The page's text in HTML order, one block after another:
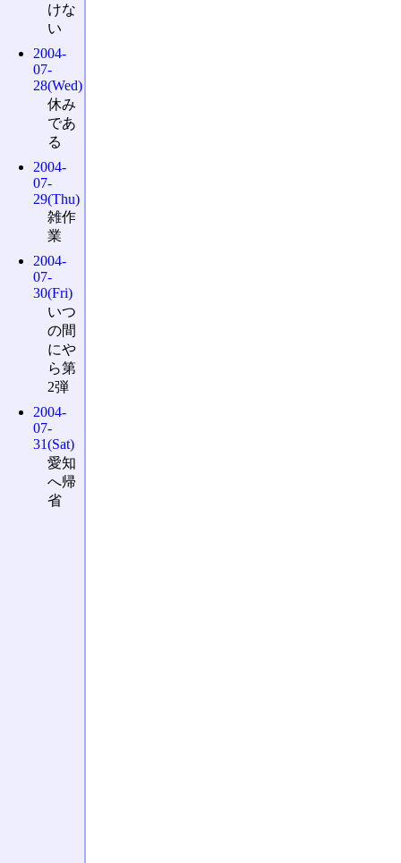
けな
い
2004-
07-
28(Wed)
休み
であ
る
2004-
07-
29(Thu)
雑作
業
2004-
07-
30(Fri)
いつ
の間
にや
ら第
2弾
2004-
07-
31(Sat)
愛知
へ帰
省